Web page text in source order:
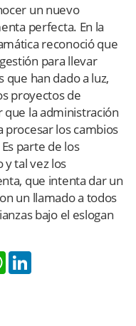
un nuevo
perfecta. En la
reconoció que
para llevar
han dado a luz,
proyectos de
que la administración
procesar los cambios
parte de los
y tal vez los
que intenta dar un
un llamado a todos
bajo el eslogan
WhatsApp